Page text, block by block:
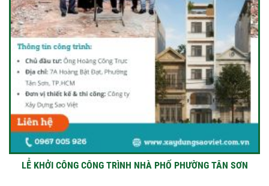
LỄ KHỞI CÔNG CÔNG TRÌNH NHÀ PHỐ PHƯỜNG TÂN SƠN